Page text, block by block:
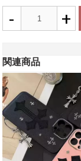
- +
関連商品